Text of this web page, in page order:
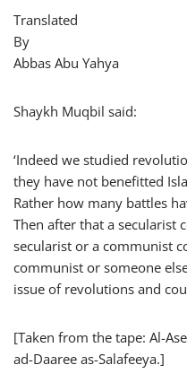
Translated
By
Abbas Abu Yahya
Shaykh Muqbil said:
‘Indeed we studied
they have not benefitted
Rather how many battles
Then after that a secularist
secularist or a communist
communist or someone
issue of revolutions and
[Taken from the tape: Al-
ad-Daaree as-Salafeeya.]